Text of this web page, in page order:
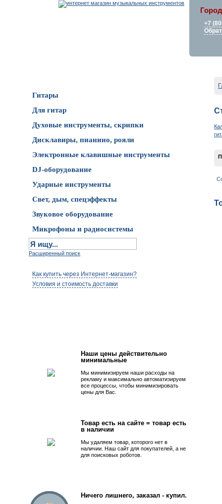
+7
Гитары
Для гитар
Духовые инструменты, скрипки
Дисклавиры, пианино, рояли
Электронные клавишные инструменты
DJ-оборудование
Ударные инструменты
Свет, дым, спецэффекты
Звуковое оборудование
Микрофоны и радиосистемы
Расширенный поиск
Как купить через Интернет-магазин?
Условия и стоимость доставки
Наши цены действительно
минимальные
Мы минимизируем наши расходы на
рекламу и максимально автоматизируем
все процессы, чтобы минимизировать
цены для Вас.
Товар есть на сайте = товар есть
в наличии
Мы удаляем товар, которого нет в
наличии. Наш сайт для покупателей, а не
для поисковых роботов.
Ничего лишнего, заказал - купил.